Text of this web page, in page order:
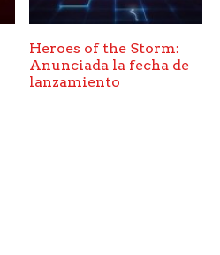
Heroes of the Storm:
Anunciada la fecha de
lanzamiento